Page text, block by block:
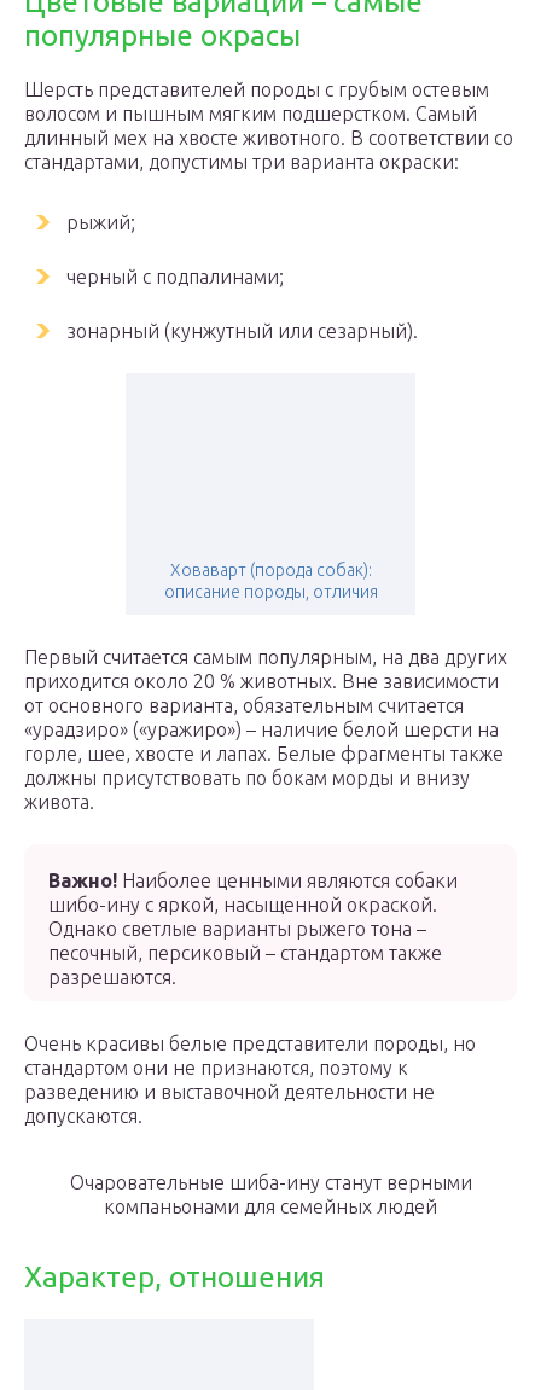
популярные окрасы
Шерсть представителей породы с грубым остевым
волосом и пышным мягким подшерстком. Самый
длинный мех на хвосте животного. В соответствии со
стандартами, допустимы три варианта окраски:
рыжий;
черный с подпалинами;
зонарный (кунжутный или сезарный).
Ховаварт (порода собак):
описание породы, отличия
Первый считается самым популярным, на два других
приходится около 20 % животных. Вне зависимости
от основного варианта, обязательным считается
«урадзиро» («уражиро») – наличие белой шерсти на
горле, шее, хвосте и лапах. Белые фрагменты также
должны присутствовать по бокам морды и внизу
живота.
Важно! Наиболее ценными являются собаки
шибо-ину с яркой, насыщенной окраской.
Однако светлые варианты рыжего тона –
песочный, персиковый – стандартом также
разрешаются.
Очень красивы белые представители породы, но
стандартом они не признаются, поэтому к
разведению и выставочной деятельности не
допускаются.
Очаровательные шиба-ину станут верными
компаньонами для семейных людей
Характер, отношения